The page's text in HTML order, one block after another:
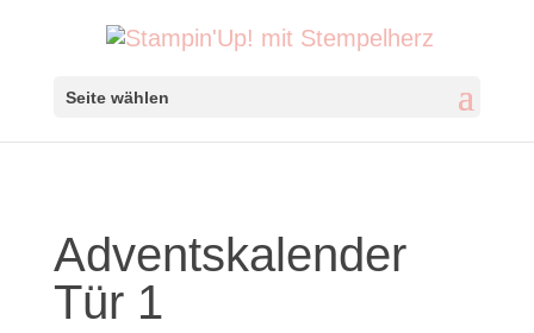
Seite wählen
Adventskalender
Tür 1